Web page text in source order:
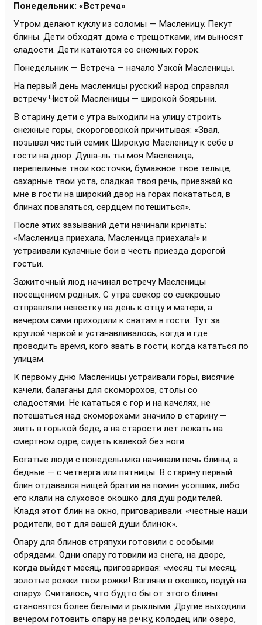
Понедельник: «Встреча»
Утром делают куклу из соломы — Масленицу. Пекут
блины. Дети обходят дома с трещотками, им выносят
сладости. Дети катаются со снежных горок.
Понедельник — Встреча — начало Узкой Масленицы.
На первый день масленицы русский народ справлял
встречу Чистой Масленицы — широкой боярыни.
В старину дети с утра выходили на улицу строить
снежные горы, скороговоркой причитывая: «Звал,
позывал чистый семик Широкую Масленицу к себе в
гости на двор. Душа-ль ты моя Масленица,
перепелиные твои косточки, бумажное твое тельце,
сахарные твои уста, сладкая твоя речь, приезжай ко
мне в гости на широкий двор на горах покататься, в
блинах поваляться, сердцем потешиться».
После этих зазываний дети начинали кричать:
«Масленица приехала, Масленица приехала!» и
устраивали кулачные бои в честь приезда дорогой
гостьи.
Зажиточный люд начинал встречу Масленицы
посещением родных. С утра свекор со свекровью
отправляли невестку на день к отцу и матери, а
вечером сами приходили к сватам в гости. Тут за
круглой чаркой и устанавливалось, когда и где
проводить время, кого звать в гости, когда кататься по
улицам.
К первому дню Масленицы устраивали горы, висячие
качели, балаганы для скоморохов, столы со
сладостями. Не кататься с гор и на качелях, не
потешаться над скоморохами значило в старину —
жить в горькой беде, а на старости лет лежать на
смертном одре, сидеть калекой без ноги.
Богатые люди с понедельника начинали печь блины, а
бедные — с четверга или пятницы. В старину первый
блин отдавался нищей братии на помин усопших, либо
его клали на слуховое окошко для душ родителей.
Кладя этот блин на окно, приговаривали: «честные наши
родители, вот для вашей души блинок».
Опару для блинов стряпухи готовили с особыми
обрядами. Одни опару готовили из снега, на дворе,
когда выйдет месяц, приговаривая: «месяц ты месяц,
золотые рожки твои рожки! Взгляни в окошко, подуй на
опару». Считалось, что будто бы от этого блины
становятся более белыми и рыхлыми. Другие выходили
вечером готовить опару на речку, колодец или озеро,